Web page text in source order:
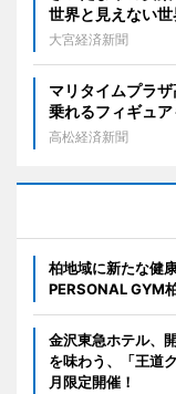
世界と見えない世
大宮経済新聞
マリタイムプラ
乗れるフィギュア
高松経済新聞
柏地域に新たな健
PERSONAL GYM
金沢東急ホテル、
を味わう、「王道
月限定開催！